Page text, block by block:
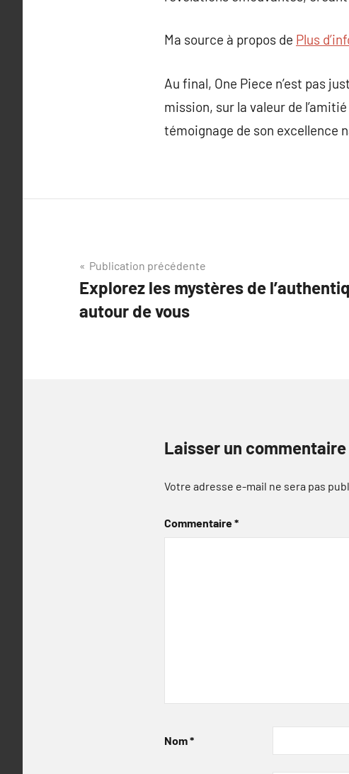
Ma source à propos de Plus
Au final, One Piece n’est pas
mission, sur la valeur de
témoignage de son excellence
Navigation
de
l’article
Publication précédente
Explorez les mystères de
autour de vous
Laisser un commentaire
Votre adresse e-mail ne sera pas
Commentaire*
Nom*